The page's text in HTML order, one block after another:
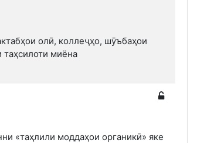
олӣ, коллеҷҳо, шӯъбаҳои
таҳсилоти миёна
«таҳлили моддаҳои органикӣ» яке